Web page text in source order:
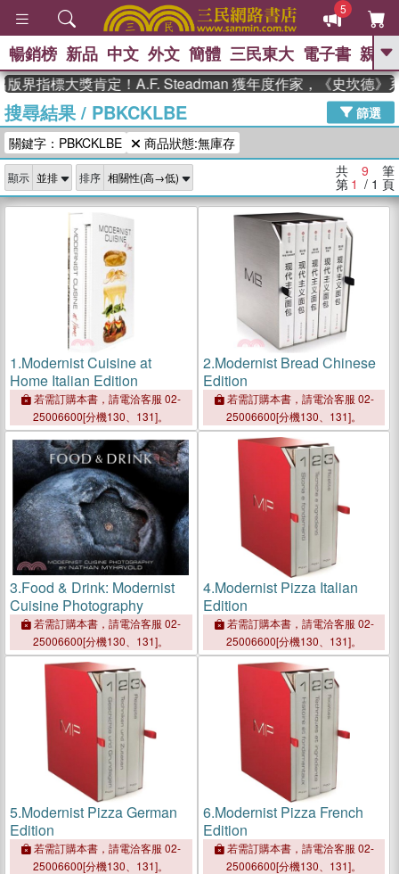
5
GO
熱搜： 高希均教授回憶錄
、 The Odyssey 、 父親節 、 如果歷
史是一群喵
獎 臺灣漫遊錄 、 方念華 、 台灣的李
登輝時代
數學女孩：黎曼猜想 、
偉大的迷走神經
暢銷榜 新品 中文 外文 簡體 三民東大 電子書 親子
界指標大獎肯定！A.F. Steadman 獲年度作家，《史坎德》系
搜尋結果/ PBKCKLBE
篩選
關鍵字：PBKCKLBE
商品狀態:無庫存
顯示 排序 共 9 筆
第 1 / 1 頁
1.Modernist Cuisine at
Home Italian Edition
若需訂購本書，請電洽客服 02-
25006600[分機130、131]。
2.Modernist Bread Chinese
Edition
若需訂購本書，請電洽客服 02-
25006600[分機130、131]。
3.Food & Drink: Modernist
Cuisine Photography
若需訂購本書，請電洽客服 02-
25006600[分機130、131]。
4.Modernist Pizza Italian
Edition
若需訂購本書，請電洽客服 02-
25006600[分機130、131]。
5.Modernist Pizza German
Edition
若需訂購本書，請電洽客服 02-
25006600[分機130、131]。
6.Modernist Pizza French
Edition
若需訂購本書，請電洽客服 02-
25006600[分機130、131]。